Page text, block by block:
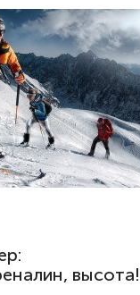
высота!